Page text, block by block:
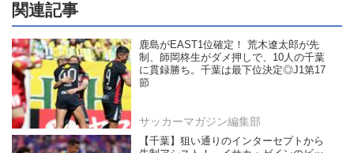
関連記事
鹿島がEAST1位確定！ 荒木遼太郎が先
制、師岡柊生がダメ押しで、10人の千葉
に貫録勝ち。千葉は最下位決定◎J1第17
節
サッカーマガジン編集部
【千葉】狙い通りのインターセプトから